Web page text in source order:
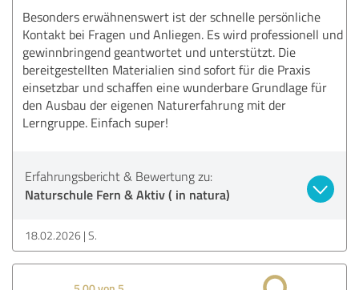
Besonders erwähnenswert ist der schnelle persönliche
Kontakt bei Fragen und Anliegen. Es wird professionell und
gewinnbringend geantwortet und unterstützt. Die
bereitgestellten Materialien sind sofort für die Praxis
einsetzbar und schaffen eine wunderbare Grundlage für
den Ausbau der eigenen Naturerfahrung mit der
Lerngruppe. Einfach super!
Erfahrungsbericht & Bewertung zu:
Naturschule Fern & Aktiv ( in natura)
18.02.2026 S.